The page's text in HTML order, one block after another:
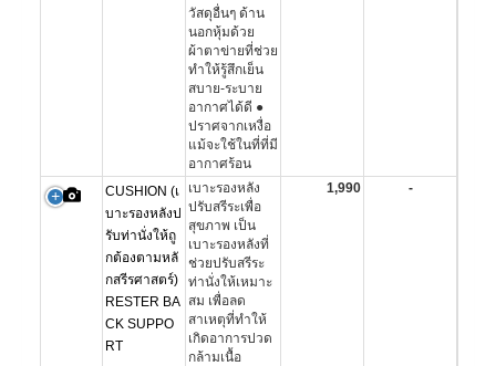
วัสดุอื่นๆ ด้าน
นอกหุ้มด้วย
ผ้าตาข่ายที่ช่วย
ทำให้รู้สึกเย็น
สบาย-ระบาย
อากาศได้ดี ●
ปราศจากเหงื่อ
แม้จะใช้ในที่ที่มี
อากาศร้อน
CUSHION (เ
บาะรองหลังป
รับท่านั่งให้ถู
กต้องตามหลั
กสรีรศาสตร์)
RESTER BA
CK SUPPO
RT
เบาะรองหลัง
ปรับสรีระเพื่อ
สุขภาพ เป็น
เบาะรองหลังที่
ช่วยปรับสรีระ
ท่านั่งให้เหมาะ
สม เพื่อลด
สาเหตุที่ทำให้
เกิดอาการปวด
กล้ามเนื้อ
1,990 -